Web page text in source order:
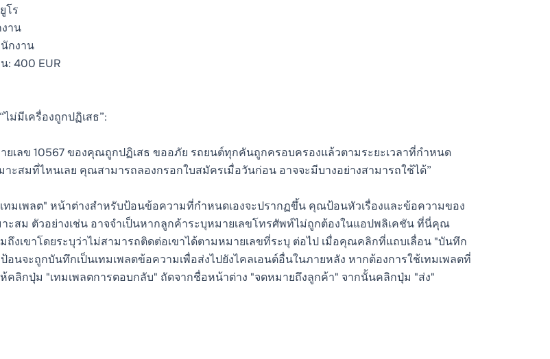
โร
าน
กงาน
: 400 EUR
ม่มีเครื่องถูกปฏิเสธ”:
เลข 10567 ของคุณถูกปฏิเสธ ขออภัย รถยนต์ทุกคันถูกครอบครองแล้วตามระยะเวลาที่กำหนด
ะสมที่ไหนเลย คุณสามารถลองกรอกใบสมัครเมื่อวันก่อน อาจจะมีบางอย่างสามารถใช้ได้”
มเพลต" หน้าต่างสำหรับป้อนข้อความที่กำหนดเองจะปรากฏขึ้น คุณป้อนหัวเรื่องและข้อความของ
ะสม ตัวอย่างเช่น อาจจำเป็นหากลูกค้าระบุหมายเลขโทรศัพท์ไม่ถูกต้องในแอปพลิเคชัน ที่นี่คุณ
ถึงเขาโดยระบุว่าไม่สามารถติดต่อเขาได้ตามหมายเลขที่ระบุ ต่อไป เมื่อคุณคลิกที่แถบเลื่อน "บันทึก
อนจะถูกบันทึกเป็นเทมเพลตข้อความเพื่อส่งไปยังไคลเอนต์อื่นในภายหลัง หากต้องการใช้เทมเพลตที่
ลิกปุ่ม "เทมเพลตการตอบกลับ" ถัดจากชื่อหน้าต่าง "จดหมายถึงลูกค้า" จากนั้นคลิกปุ่ม "ส่ง"